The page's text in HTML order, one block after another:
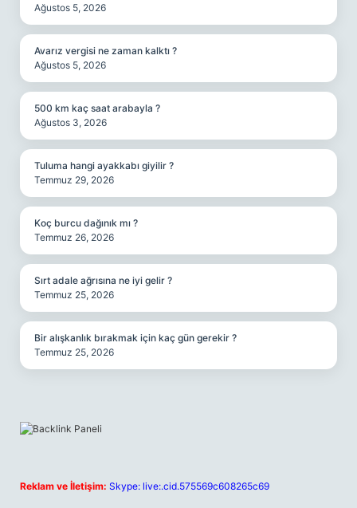
Ağustos 5, 2026
Avarız vergisi ne zaman kalktı ?
Ağustos 5, 2026
500 km kaç saat arabayla ?
Ağustos 3, 2026
Tuluma hangi ayakkabı giyilir ?
Temmuz 29, 2026
Koç burcu dağınık mı ?
Temmuz 26, 2026
Sırt adale ağrısına ne iyi gelir ?
Temmuz 25, 2026
Bir alışkanlık bırakmak için kaç gün gerekir ?
Temmuz 25, 2026
Reklam ve İletişim: Skype: live:.cid.575569c608265c69